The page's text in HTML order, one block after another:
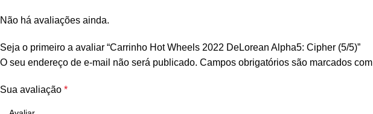
Não há avaliações ainda.
Seja o primeiro a avaliar “Carrinho Hot Wheels 2022 DeLorean Alpha5: Cipher (5/5)”
O seu endereço de e-mail não será publicado. Campos obrigatórios são marcados com
Sua avaliação *